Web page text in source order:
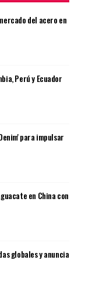
del acero en
Perú y Ecuador
para impulsar
en China con
globales y anuncia